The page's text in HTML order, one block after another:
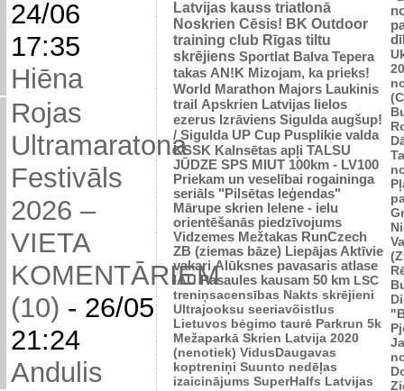
24/06
17:35
Hiēna
Rojas
Ultramaratona
Festivāls
2026 –
VIETA
KOMENTĀRIEM
(10) - 26/05
21:24
Andulis
Latvijas kauss triatlonā
Noskrien Cēsis! BK Outdoor
training club Rīgas tiltu
skrējiens Sportlat Balva Tepera
takas AN!K Mizojam, ka prieks!
World Marathon Majors Laukinis
trail Apskrien Latvijas lielos
ezerus Izrāviens Sigulda augšup!
/ Sigulda UP Cup Pusplikie valda
KSSK Kalnsētas apļi TALSU
JŪDZE SPS MIUT 100km - LV100
Priekam un veselībai rogaininga
seriāls "Pilsētas leģendas"
Mārupe skrien Ielene - ielu
orientēšanās piedzīvojums
Vidzemes Mežtakas RunCzech
ZB (ziemas bāze) Liepājas Aktīvie
vakari Alūksnes pavasaris atlase
IAU Pasaules kausam 50 km LSC
treniņsacensības Nakts skrējieni
Ultrajooksu seeriavõistlus
Lietuvos bėgimo taurė Parkrun 5k
Mežaparkā Skrien Latvija 2020
(nenotiek) VidusDaugavas
koptreniņi Suunto nedēļas
izaicinājums SuperHalfs Latvijas